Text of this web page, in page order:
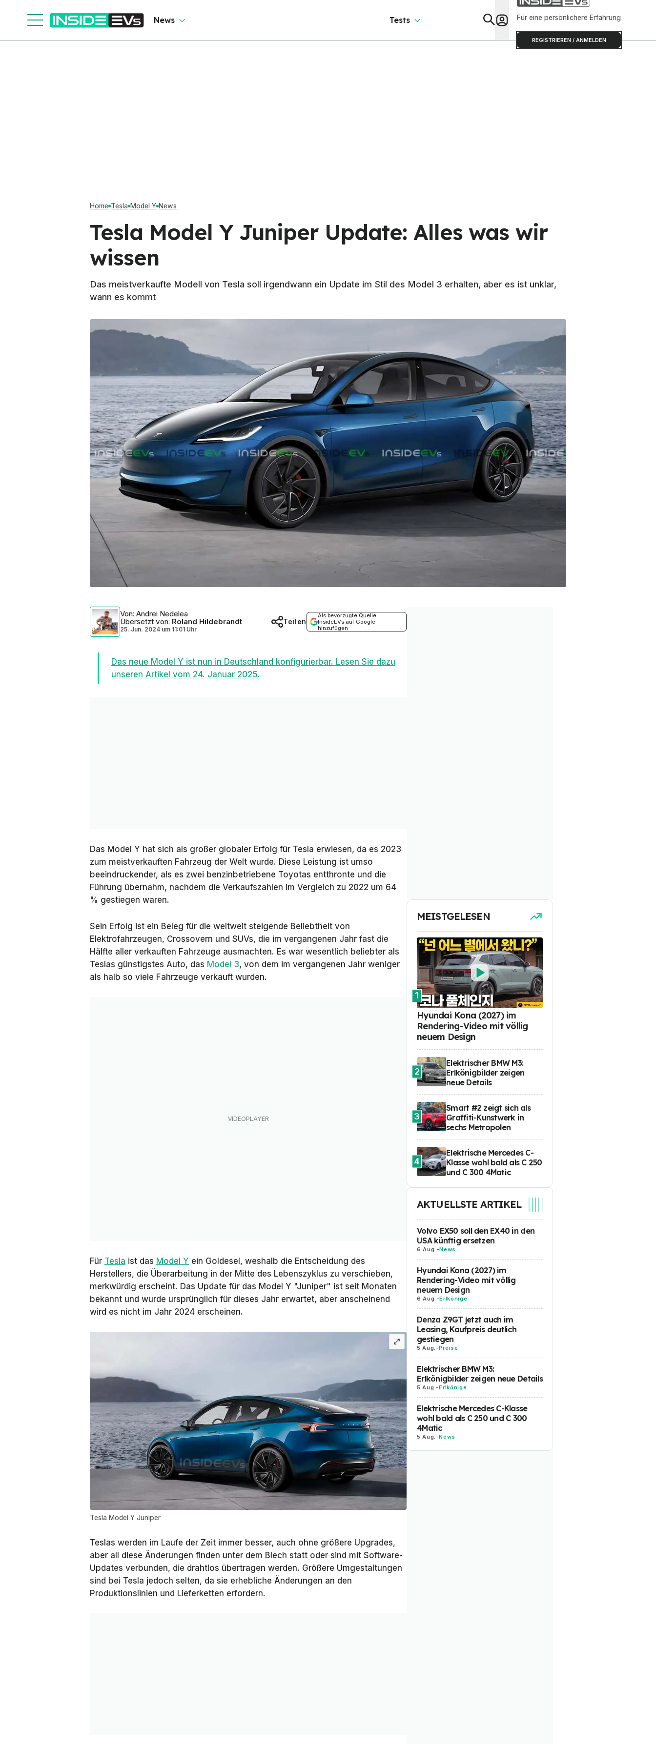
News Tests Für eine persönlichere Erfahrung
REGISTRIEREN / ANMELDEN
Home Tesla Model Y News
Tesla Model Y Juniper Update: Alles was wir
wissen
Das meistverkaufte Modell von Tesla soll irgendwann ein Update im Stil des Model 3 erhalten, aber es ist unklar,
wann es kommt
Von: Andrei Nedelea
Übersetzt von: Roland Hildebrandt
25. Jun. 2024 um 11:01 Uhr
Als bevorzugte Quelle
InsideEVs auf Google
hinzufügen
Teilen
Das neue Model Y ist nun in Deutschland konfigurierbar. Lesen Sie dazu
unseren Artikel vom 24. Januar 2025.
Das Model Y hat sich als großer globaler Erfolg für Tesla erwiesen, da es 2023
zum meistverkauften Fahrzeug der Welt wurde. Diese Leistung ist umso
beeindruckender, als es zwei benzinbetriebene Toyotas entthronte und die
Führung übernahm, nachdem die Verkaufszahlen im Vergleich zu 2022 um 64
% gestiegen waren.
Sein Erfolg ist ein Beleg für die weltweit steigende Beliebtheit von
Elektrofahrzeugen, Crossovern und SUVs, die im vergangenen Jahr fast die
Hälfte aller verkauften Fahrzeuge ausmachten. Es war wesentlich beliebter als
Teslas günstigstes Auto, das Model 3, von dem im vergangenen Jahr weniger
als halb so viele Fahrzeuge verkauft wurden.
Für Tesla ist das Model Y ein Goldesel, weshalb die Entscheidung des
Herstellers, die Überarbeitung in der Mitte des Lebenszyklus zu verschieben,
merkwürdig erscheint. Das Update für das Model Y "Juniper" ist seit Monaten
bekannt und wurde ursprünglich für dieses Jahr erwartet, aber anscheinend
wird es nicht im Jahr 2024 erscheinen.
Tesla Model Y Juniper
Teslas werden im Laufe der Zeit immer besser, auch ohne größere Upgrades,
aber all diese Änderungen finden unter dem Blech statt oder sind mit Software-
Updates verbunden, die drahtlos übertragen werden. Größere Umgestaltungen
sind bei Tesla jedoch selten, da sie erhebliche Änderungen an den
Produktionslinien und Lieferketten erfordern.
MEISTGELESEN
1
Hyundai Kona (2027) im
Rendering-Video mit völlig
neuem Design
2
Elektrischer BMW M3:
Erlkönigbilder zeigen
neue Details
3
Smart #2 zeigt sich als
Graffiti-Kunstwerk in
sechs Metropolen
4
Elektrische Mercedes C-
Klasse wohl bald als C 250
und C 300 4Matic
AKTUELLSTE ARTIKEL
Volvo EX50 soll den EX40 in den
USA künftig ersetzen
6 Aug. -News
Hyundai Kona (2027) im
Rendering-Video mit völlig
neuem Design
6 Aug. -Erlkönige
Denza Z9GT jetzt auch im
Leasing, Kaufpreis deutlich
gestiegen
5 Aug. -Preise
Elektrischer BMW M3:
Erlkönigbilder zeigen neue Details
5 Aug. -Erlkönige
Elektrische Mercedes C-Klasse
wohl bald als C 250 und C 300
4Matic
5 Aug. -News